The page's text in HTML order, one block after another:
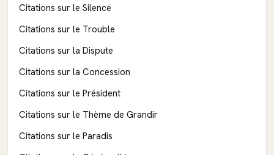
Citations sur le Silence
Citations sur le Trouble
Citations sur la Dispute
Citations sur la Concession
Citations sur le Président
Citations sur le Thème de Grandir
Citations sur le Paradis